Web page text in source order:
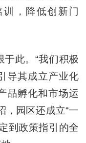
，降低创新门
此。“我们积极
导其成立产业化
品孵化和市场运
，园区还成立“一
到政策指引的全